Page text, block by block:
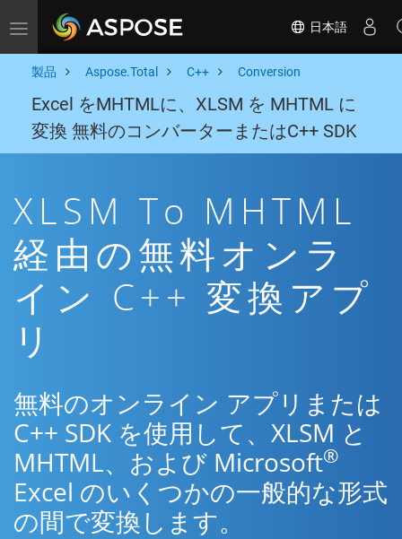
Toggle navigation 日本語
製品 Aspose.Total C++ Conversion
Excel をMHTMLに、XLSM を MHTML に
変換 無料のコンバーターまたはC++ SDK
XLSM To MHTML
経由の無料オンラ
イン C++ 変換アプ
リ
無料のオンライン アプリまたは
C++ SDK を使用して、XLSM と
MHTML、および Microsoft®
Excel のいくつかの一般的な形式
の間で変換します。